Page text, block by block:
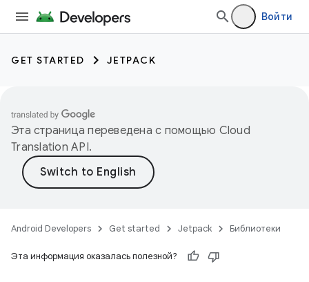
Войти
GET STARTED JETPACK
Эта страница переведена с помощью Cloud
Translation API.
Android Developers Get started Jetpack Библиотеки
Эта информация оказалась полезной?